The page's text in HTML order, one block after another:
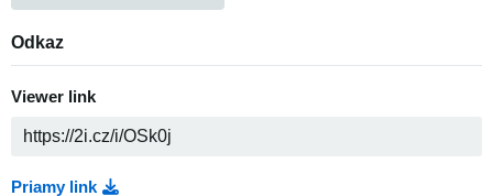
Odkaz
Viewer link
Priamy link